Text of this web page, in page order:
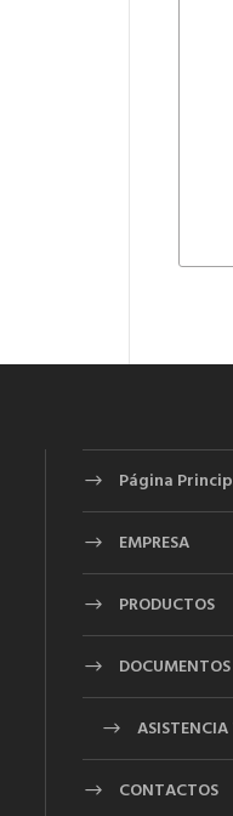
Página
EMPRESA
PRODUCTOS
DOCUMENTOS
CONTACTOS